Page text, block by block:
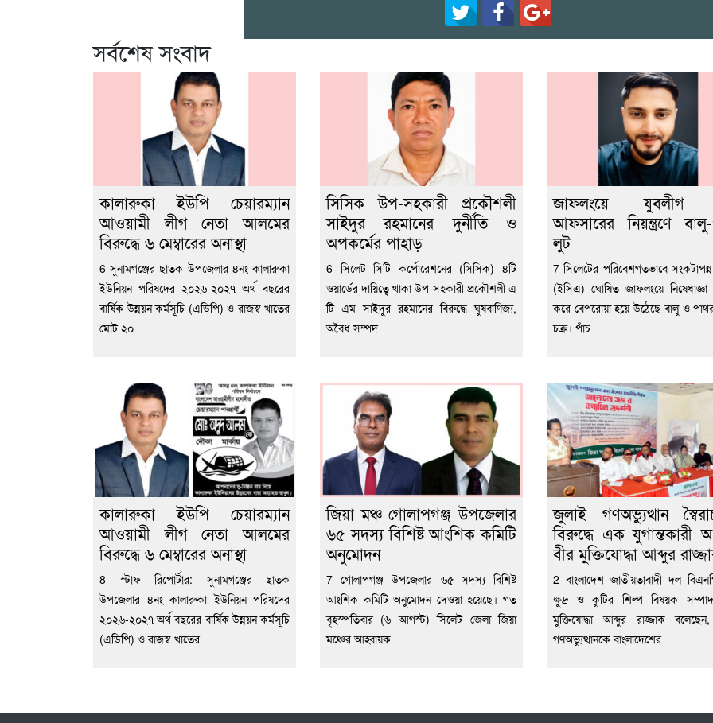
সর্বশেষ সংবাদ
কালারুকা ইউপি চেয়ারম্যান
আওয়ামী লীগ নেতা আলমের
বিরুদ্ধে ৬ মেম্বারের অনাস্থা
6 সুনামগঞ্জের ছাতক উপজেলার ৪নং কালারুকা
ইউনিয়ন পরিষদের ২০২৬-২০২৭ অর্থ বছরের
বার্ষিক উন্নয়ন কর্মসূচি (এডিপি) ও রাজস্ব খাতের
মোট ২০
সিসিক উপ-সহকারী প্রকৌশলী
সাইদুর রহমানের দুর্নীতি ও
অপকর্মের পাহাড়
6 সিলেট সিটি কর্পোরেশনের (সিসিক) ৪টি
ওয়ার্ডের দায়িত্বে থাকা উপ-সহকারী প্রকৌশলী এ
টি এম সাইদুর রহমানের বিরুদ্ধে ঘুষবাণিজ্য,
অবৈধ সম্পদ
জাফলংয়ে যুবলীগ
আফসারের নিয়ন্ত্রণে
লুট
7 সিলেটের পরিবেশগতভাবে
(ইসিএ) ঘোষিত জাফলংয়ে নিষেধাজ্ঞা
করে বেপরোয়া হয়ে উঠেছে বালু ও
চক্র। পাঁচ
কালারুকা ইউপি চেয়ারম্যান
আওয়ামী লীগ নেতা আলমের
বিরুদ্ধে ৬ মেম্বারের অনাস্থা
8 স্টাফ রিপোর্টার: সুনামগঞ্জের ছাতক
উপজেলার ৪নং কালারুকা ইউনিয়ন পরিষদের
২০২৬-২০২৭ অর্থ বছরের বার্ষিক উন্নয়ন কর্মসূচি
(এডিপি) ও রাজস্ব খাতের
জিয়া মঞ্চ গোলাপগঞ্জ উপজেলার
৬৫ সদস্য বিশিষ্ট আংশিক কমিটি
অনুমোদন
7 গোলাপগঞ্জ উপজেলার ৬৫ সদস্য বিশিষ্ট
আংশিক কমিটি অনুমোদন দেওয়া হয়েছে। গত
বৃহস্পতিবার (৬ আগস্ট) সিলেট জেলা জিয়া
মঞ্চের আহ্বায়ক
জুলাই গণঅভ্যুত্থান
বিরুদ্ধে এক যুগান্তকারী
বীর মুক্তিযোদ্ধা আব্দুর
2 বাংলাদেশ জাতীয়তাবাদী দল
ক্ষুদ্র ও কুটির শিল্প বিষয়ক
মুক্তিযোদ্ধা আব্দুর রাজ্জাক
গণঅভ্যুত্থানকে বাংলাদেশের